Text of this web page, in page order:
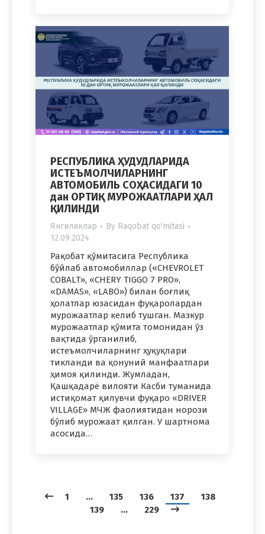
РЕСПУБЛИКА ҲУДУДЛАРИДА
ИСТЕЪМОЛЧИЛАРНИНГ
АВТОМОБИЛЬ СОҲАСИДАГИ 10
дан ОРТИҚ МУРОЖААТЛАРИ ҲАЛ
ҚИЛИНДИ
Янгиликлар By Raqobat qo'mitasi
12.09.2024
Рақобат қўмитасига Республика
бўйлаб автомобиллар («CHEVROLET
COBALT», «CHERY TIGGO 7 PRO»,
«DAMAS», «LABO») билан боғлиқ
ҳолатлар юзасидан фуқаролардан
мурожаатлар келиб тушган. Мазкур
мурожаатлар қўмита томонидан ўз
вақтида ўрганилиб,
истеъмолчиларнинг ҳуқуқлари
тикланди ва қонуний манфаатлари
ҳимоя қилинди. Жумладан,
Қашқадарё вилояти Касби туманида
истиқомат қилувчи фуқаро «DRIVER
VILLAGE» МЧЖ фаолиятидан норози
бўлиб мурожаат қилган. У шартнома
асосида…
1 … 135 136 137
138
139
… 229